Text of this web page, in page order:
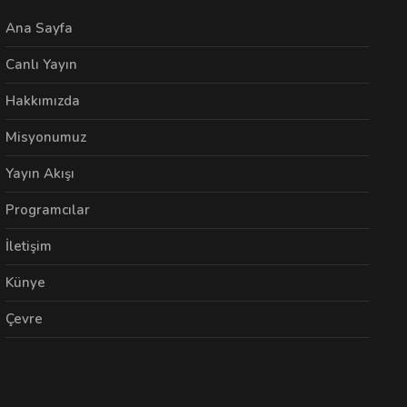
Ana Sayfa
Canlı Yayın
Hakkımızda
Misyonumuz
Yayın Akışı
Programcılar
İletişim
Künye
Çevre